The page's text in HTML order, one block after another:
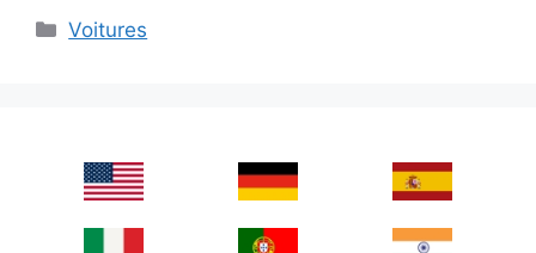
Categories
Voitures